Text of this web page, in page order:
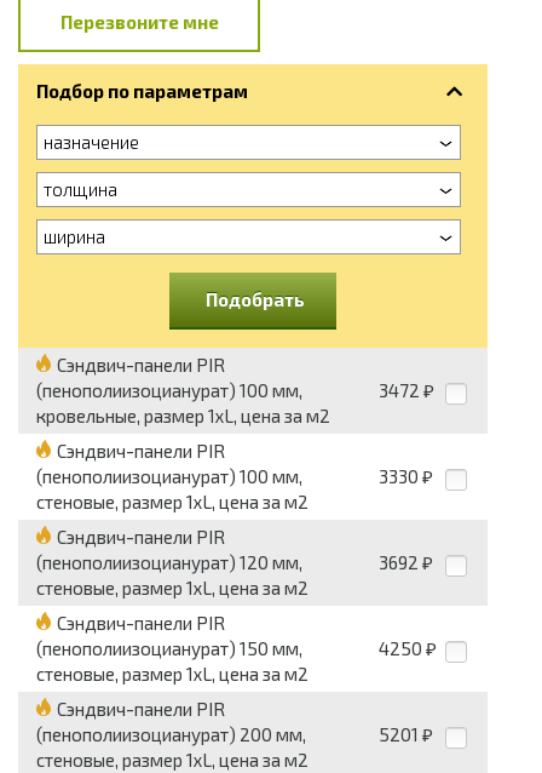
Перезвоните мне
Подбор по параметрам
назначение
толщина
ширина
Подобрать
Сэндвич-панели PIR
(пенополиизоцианурат) 100 мм,
кровельные, размер 1хL, цена за м2
3472 ₽
Сэндвич-панели PIR
(пенополиизоцианурат) 100 мм,
стеновые, размер 1хL, цена за м2
3330 ₽
Сэндвич-панели PIR
(пенополиизоцианурат) 120 мм,
стеновые, размер 1хL, цена за м2
3692 ₽
Сэндвич-панели PIR
(пенополиизоцианурат) 150 мм,
стеновые, размер 1хL, цена за м2
4250 ₽
Сэндвич-панели PIR
(пенополиизоцианурат) 200 мм,
стеновые, размер 1хL, цена за м2
5201 ₽